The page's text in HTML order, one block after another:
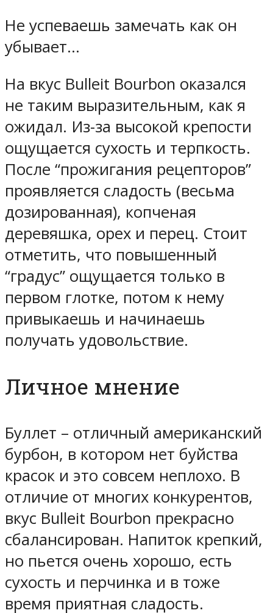
Не успеваешь замечать как он
убывает…
На вкус Bulleit Bourbon оказался
не таким выразительным, как я
ожидал. Из-за высокой крепости
ощущается сухость и терпкость.
После “прожигания рецепторов”
проявляется сладость (весьма
дозированная), копченая
деревяшка, орех и перец. Стоит
отметить, что повышенный
“градус” ощущается только в
первом глотке, потом к нему
привыкаешь и начинаешь
получать удовольствие.
Личное мнение
Буллет – отличный американский
бурбон, в котором нет буйства
красок и это совсем неплохо. В
отличие от многих конкурентов,
вкус Bulleit Bourbon прекрасно
сбалансирован. Напиток крепкий,
но пьется очень хорошо, есть
сухость и перчинка и в тоже
время приятная сладость.